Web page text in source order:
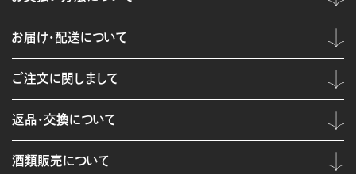
お届け・配送について
ご注文に関しまして
返品・交換について
酒類販売について